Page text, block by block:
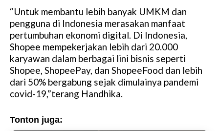
“Untuk membantu lebih banyak UMKM dan
pengguna di Indonesia merasakan manfaat
pertumbuhan ekonomi digital. Di Indonesia,
Shopee mempekerjakan lebih dari 20.000
karyawan dalam berbagai lini bisnis seperti
Shopee, ShopeePay, dan ShopeeFood dan lebih
dari 50% bergabung sejak dimulainya pandemi
covid-19,”terang Handhika.
Tonton juga: